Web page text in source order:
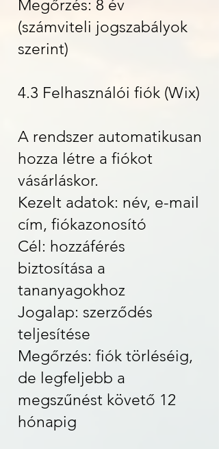
Megőrzés: 8 év
(számviteli jogszabályok
szerint)
4.3 Felhasználói fiók (Wix)
A rendszer automatikusan
hozza létre a fiókot
vásárláskor.
Kezelt adatok: név, e-mail
cím, fiókazonosító
Cél: hozzáférés
biztosítása a
tananyagokhoz
Jogalap: szerződés
teljesítése
Megőrzés: fiók törléséig,
de legfeljebb a
megszűnést követő 12
hónapig